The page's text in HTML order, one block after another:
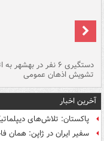
دستگیری ۶ نفر در بهشهر
تشویش اذهان عمومی
آخرین اخبار
پاکستان: تلاش‌های
سفیر ایران در ژاپن: همان